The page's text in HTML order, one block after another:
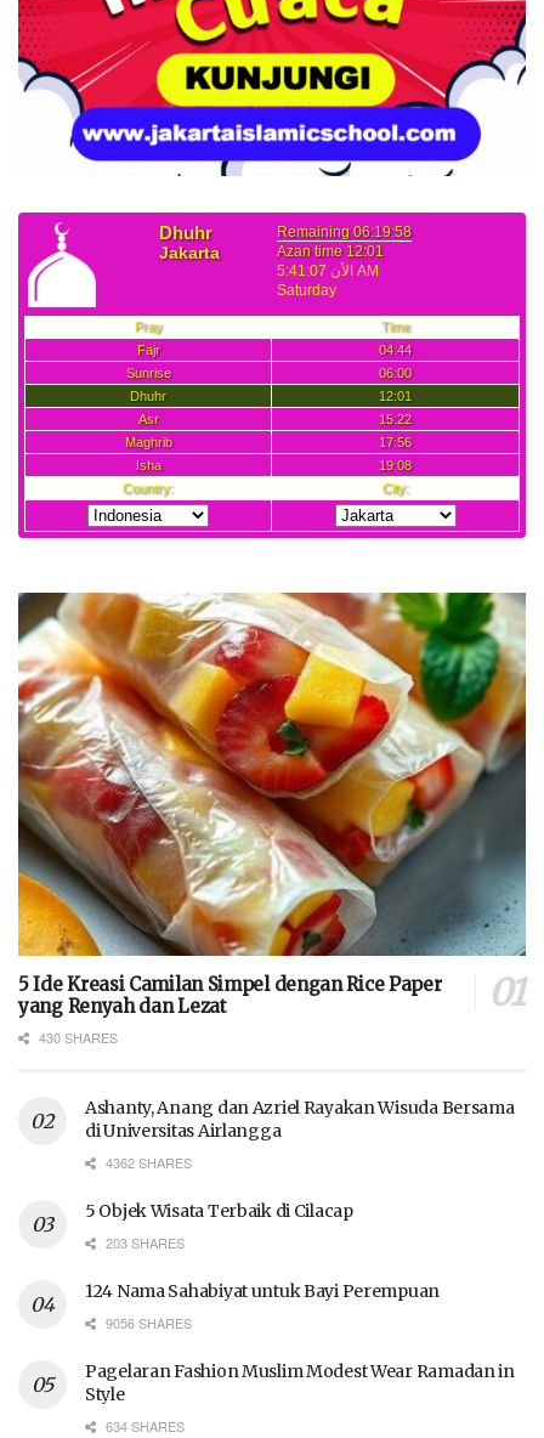
5 Ide Kreasi Camilan Simpel dengan Rice Paper
yang Renyah dan Lezat
430 SHARES
Ashanty, Anang dan Azriel Rayakan Wisuda Bersama
di Universitas Airlangga
4362 SHARES
5 Objek Wisata Terbaik di Cilacap
203 SHARES
124 Nama Sahabiyat untuk Bayi Perempuan
9056 SHARES
Pagelaran Fashion Muslim Modest Wear Ramadan in
Style
634 SHARES